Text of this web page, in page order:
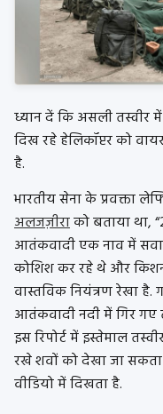
ध्यान दें कि असली
दिख रहे हेलिकॉप्टर को
है.
भारतीय सेना के प्रवक्ता
अलजज़ीराको बताया था,
आतंकवादी एक नाव में
कोशिश कर रहे थे और
वास्तविक नियंत्रण रेखा है.
आतंकवादी नदी में गिर गए
इस रिपोर्ट में इस्तेमाल
रखे शवों को देखा जा
वीडियो में दिखता है.